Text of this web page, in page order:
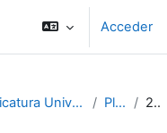
Acceder
Tecnicatura Universitaria en Programación Plan 2003 2º Año